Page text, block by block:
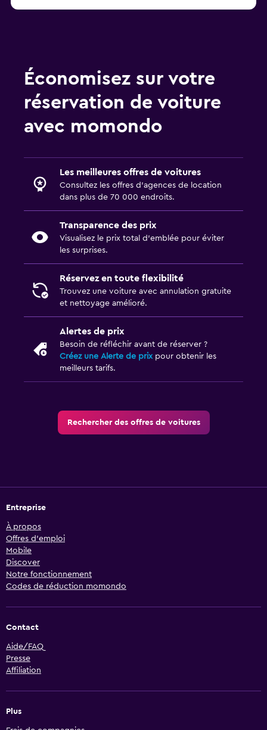
Économisez sur votre
réservation de voiture
avec momondo
Les meilleures offres de voitures
Consultez les offres d’agences de location
dans plus de 70 000 endroits.
Transparence des prix
Visualisez le prix total d’emblée pour éviter
les surprises.
Réservez en toute flexibilité
Trouvez une voiture avec annulation gratuite
et nettoyage amélioré.
Alertes de prix
Besoin de réfléchir avant de réserver ?
Créez une Alerte de prixpour obtenir les
meilleurs tarifs.
Rechercher des offres de voitures
Entreprise
À propos
Offres d’emploi
Mobile
Discover
Notre fonctionnement
Codes de réduction momondo
Contact
Aide/FAQ
Presse
Affiliation
Plus